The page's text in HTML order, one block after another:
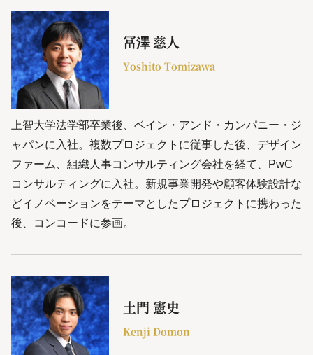
冨澤 慈人
Yoshito Tomizawa
上智大学法学部卒業後、ベイン・アンド・カンパニー・ジ
ャパンに入社。複数プロジェクトに従事した後、デザイン
ファーム、組織人事コンサルティング会社を経て、PwC
コンサルティングに入社。新規事業開発や顧客体験設計な
どイノベーションをテーマとしたプロジェクトに携わった
後、コンコードに参画。
土門 憲史
Kenji Domon